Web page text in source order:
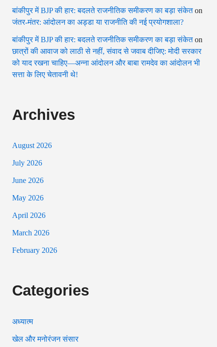
बांकीपुर में BJP की हार: बदलते राजनीतिक समीकरण का बड़ा संकेतon
जंतर-मंतर: आंदोलन का अड्डा या राजनीति की नई प्रयोगशाला?
बांकीपुर में BJP की हार: बदलते राजनीतिक समीकरण का बड़ा संकेतon
छात्रों की आवाज को लाठी से नहीं, संवाद से जवाब दीजिए: मोदी सरकार
को याद रखना चाहिए—अन्ना आंदोलन और बाबा रामदेव का आंदोलन भी
सत्ता के लिए चेतावनी थे!
Archives
August 2026
July 2026
June 2026
May 2026
April 2026
March 2026
February 2026
Categories
अध्यात्म
खेल और मनोरंजन संसार